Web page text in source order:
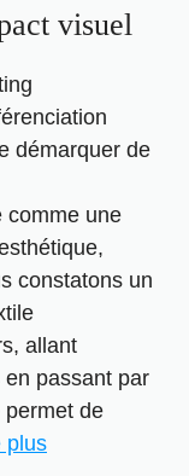
visuel
démarquer de
comme une
constatons un
allant
passant par
permet de
plus